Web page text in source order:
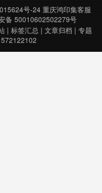
号-24重庆鸿印集客服
备 50010602502279号
| 标签汇总| 文章归档 | 专题